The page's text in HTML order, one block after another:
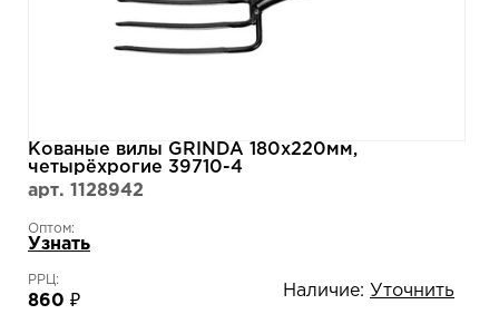
Кованые вилы GRINDA 180х220мм,
четырёхрогие 39710-4
арт. 1128942
Оптом:
Узнать
РРЦ:
860 ₽
Наличие: Уточнить